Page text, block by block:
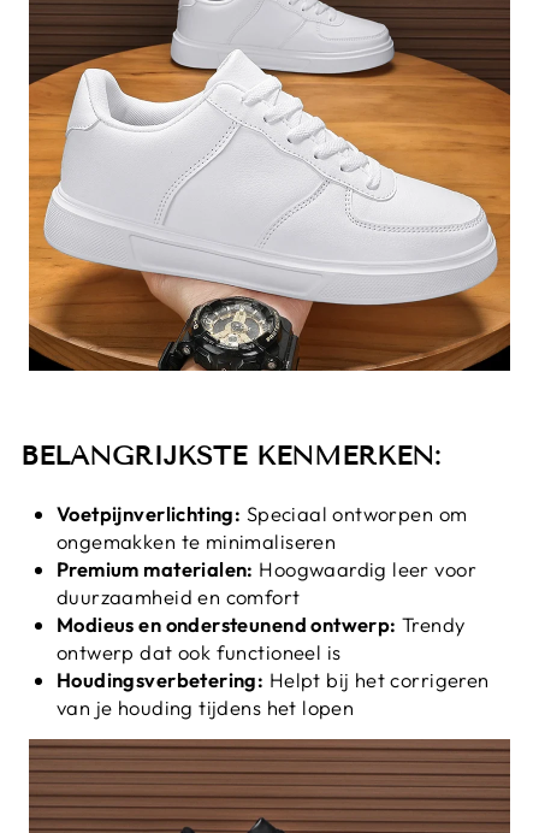
BELANGRIJKSTE KENMERKEN:
Voetpijnverlichting: Speciaal ontworpen om
ongemakken te minimaliseren
Premium materialen: Hoogwaardig leer voor
duurzaamheid en comfort
Modieus en ondersteunend ontwerp: Trendy
ontwerp dat ook functioneel is
Houdingsverbetering: Helpt bij het corrigeren
van je houding tijdens het lopen